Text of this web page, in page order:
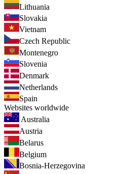
Lithuania
Slovakia
Vietnam
Czech Republic
Montenegro
Slovenia
Denmark
Netherlands
Spain
Websites worldwide
Australia
Austria
Belarus
Belgium
Bosnia-Herzegovina